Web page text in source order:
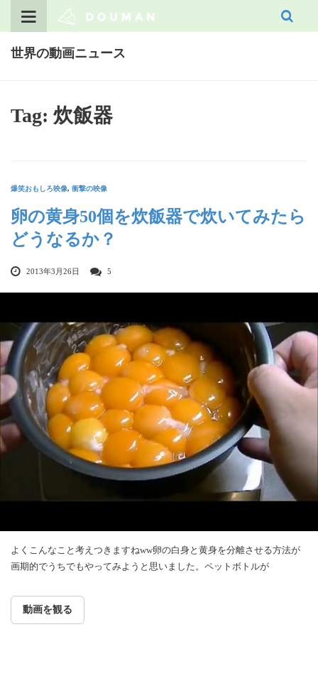
世界の動画ニュース
Tag: 炊飯器
爆笑おもしろ映像, 衝撃の映像
卵の黄身50個を炊飯器で炊いてみたら
どうなるか？
2013年3月26日 5
よくこんなこと考えつきますねww卵の白身と黄身を分離させる方法が
画期的でうちでもやってみようと思いました。ペットボトルが
動画を観る